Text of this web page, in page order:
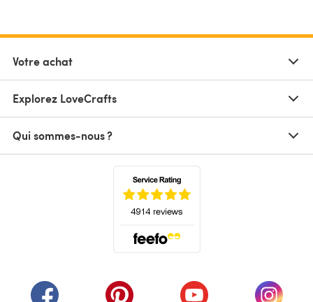
Votre achat
Explorez LoveCrafts
Qui sommes-nous ?
(s'ouvre dans un nouvel onglet)
(s'ouvre dans un nouvel onglet)
(s'ouvre dans un(s'ouvre